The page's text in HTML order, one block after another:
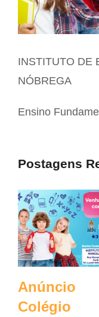
INSTITUTO DE
NÓBREGA
Ensino
Postagens
Anúncio
Colégio